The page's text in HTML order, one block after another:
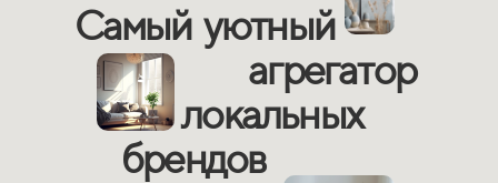
Самый уютный
агрегатор
локальных
брендов